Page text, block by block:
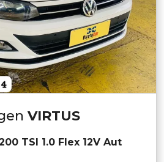
VIRTUS
TSI 1.0 Flex 12V Aut